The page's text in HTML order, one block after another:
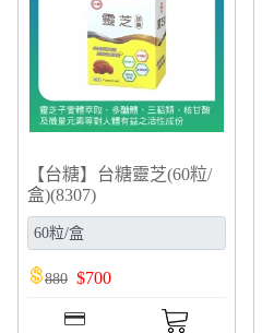
【台糖】台糖靈芝(60粒/
盒)(8307)
880 $700